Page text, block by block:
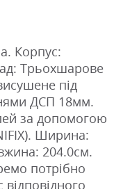
Корпус:
Трьохшарове
під
ДСП 18мм.
за допомогою
Ширина:
204.0см.
потрібно